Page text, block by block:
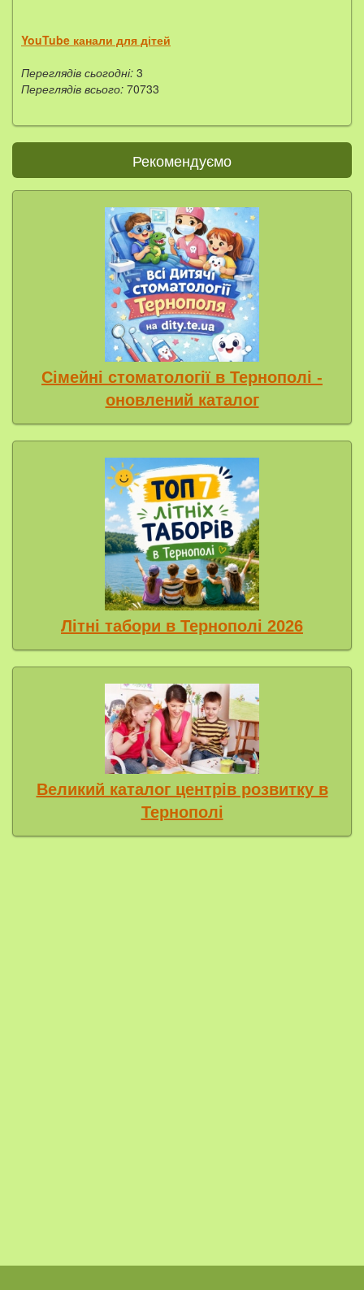
YouTube канали для дітей
Переглядів сьогодні: 3
Переглядів всього: 70733
Рекомендуємо
Сімейні стоматології в Тернополі -
оновлений каталог
Літні табори в Тернополі 2026
Великий каталог центрів розвитку в
Тернополі